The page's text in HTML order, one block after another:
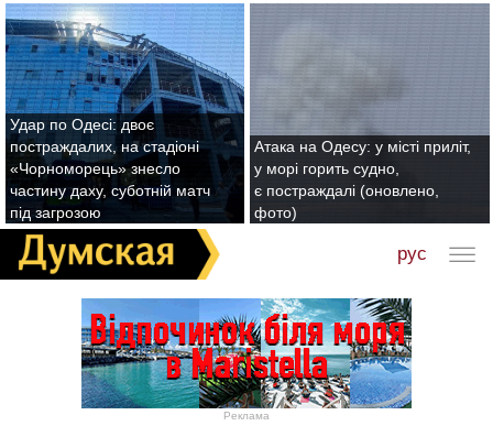
Удар по Одесі: двоє
постраждалих, на стадіоні
«Чорноморець» знесло
частину даху, суботній матч
під загрозою
Атака на Одесу: у місті приліт,
у морі горить судно,
є постраждалі (оновлено,
фото)
рус
Реклама